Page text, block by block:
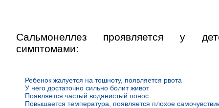
Сальмонеллез проявляется у
симптомами:
Ребенок жалуется на тошноту, появляется рвота
У него достаточно сильно болит живот
Появляется частый водянистый понос
Повышается температура, появляется плохое